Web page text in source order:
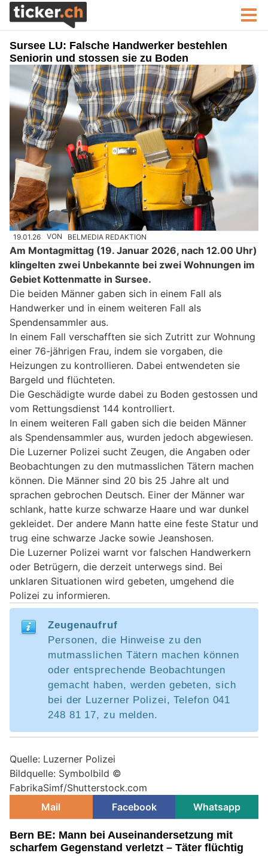
Sursee LU: Falsche Handwerker bestehlen
Seniorin und stossen sie zu Boden
19.01.26 VON BELMEDIA REDAKTION
Am Montagmittag (19. Januar 2026, nach 12.00 Uhr)
klingelten zwei Unbekannte bei zwei Wohnungen im
Gebiet Kottenmatte in Sursee.
Die beiden Männer gaben sich in einem Fall als
Handwerker und in einem weiteren Fall als
Spendensammler aus.
In einem Fall verschafften sie sich Zutritt zur Wohnung
einer 76-jährigen Frau, indem sie vorgaben, die
Heizungen zu kontrollieren. Dabei entwendeten sie
Bargeld und flüchteten.
Die Geschädigte wurde dabei zu Boden gestossen und
vom Rettungsdienst 144 kontrolliert.
In einem weiteren Fall gaben sich die beiden Männer
als Spendensammler aus, wurden jedoch abgewiesen.
Die Luzerner Polizei sucht Zeugen, die Angaben oder
Beobachtungen zu den mutmasslichen Tätern machen
können. Die Männer sind 20 bis 25 Jahre alt und
sprachen gebrochen Deutsch. Einer der Männer war
schlank, hatte kurze schwarze Haare und war dunkel
gekleidet. Der andere Mann hatte eine feste Statur und
trug eine schwarze Jacke sowie Jeanshosen.
Die Luzerner Polizei warnt vor falschen Handwerkern
oder Betrügern, die derzeit unterwegs sind. Bei
unklaren Situationen wird gebeten, umgehend die
Polizei zu informieren.
Zeugenaufruf
Personen, die Hinweise zu den
mutmasslichen Tätern machen können
oder entsprechende Beobachtungen
gemacht haben, werden gebeten, sich
bei der Luzerner Polizei, Telefon 041
248 81 17, zu melden.
Quelle: Luzerner Polizei
Bildquelle: Symbolbild ©
FabrikaSimf/Shutterstock.com
Mail
Facebook Whatsapp
Bern BE: Mann bei Auseinandersetzung mit
scharfem Gegenstand verletzt – Täter flüchtig